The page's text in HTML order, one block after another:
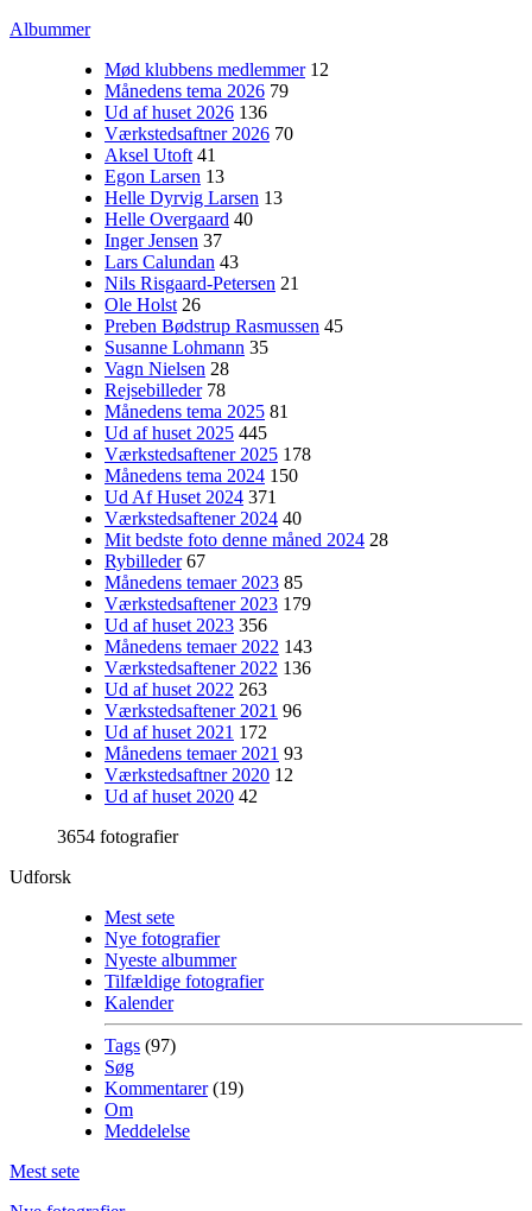
Albummer
Mød klubbens medlemmer 12
Månedens tema 2026 79
Ud af huset 2026 136
Værkstedsaftner 2026 70
Aksel Utoft 41
Egon Larsen 13
Helle Dyrvig Larsen 13
Helle Overgaard 40
Inger Jensen 37
Lars Calundan 43
Nils Risgaard-Petersen 21
Ole Holst 26
Preben Bødstrup Rasmussen 45
Susanne Lohmann 35
Vagn Nielsen 28
Rejsebilleder 78
Månedens tema 2025 81
Ud af huset 2025 445
Værkstedsaftener 2025 178
Månedens tema 2024 150
Ud Af Huset 2024 371
Værkstedsaftener 2024 40
Mit bedste foto denne måned 2024 28
Rybilleder 67
Månedens temaer 2023 85
Værkstedsaftener 2023 179
Ud af huset 2023 356
Månedens temaer 2022 143
Værkstedsaftener 2022 136
Ud af huset 2022 263
Værkstedsaftener 2021 96
Ud af huset 2021 172
Månedens temaer 2021 93
Værkstedsaftner 2020 12
Ud af huset 2020 42
3654 fotografier
Udforsk
Mest sete
Nye fotografier
Nyeste albummer
Tilfældige fotografier
Kalender
Tags (97)
Søg
Kommentarer(19)
Om
Meddelelse
Mest sete